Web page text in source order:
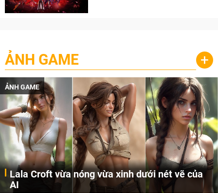
ẢNH GAME +
ẢNH GAME
Lala Croft vừa nóng vừa xinh dưới nét vẽ của
AI